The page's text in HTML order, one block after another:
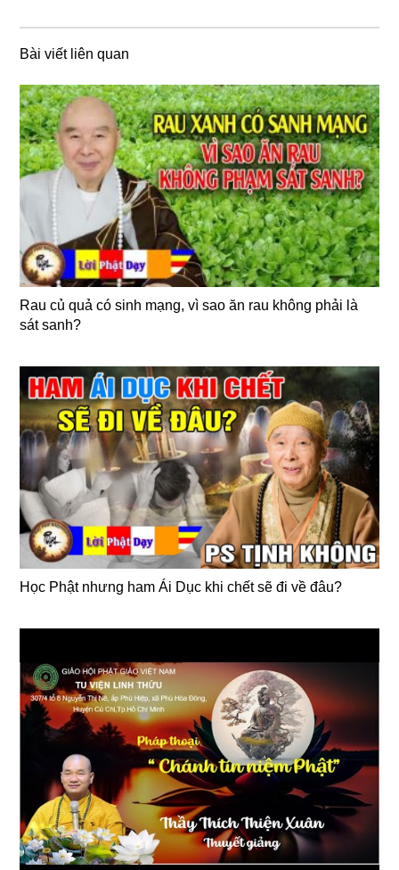
Bài viết liên quan
Rau củ quả có sinh mạng, vì sao ăn rau không phải là
sát sanh?
Học Phật nhưng ham Ái Dục khi chết sẽ đi về đâu?